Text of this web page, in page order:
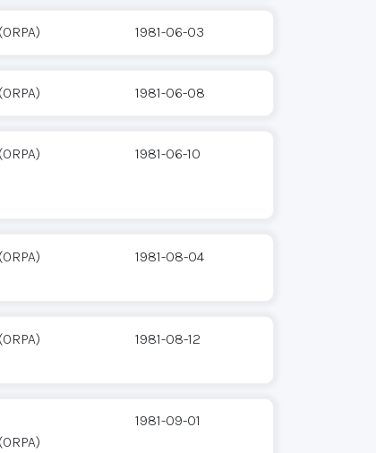
1981-06-03
1981-06-08
1981-06-10
1981-08-04
1981-08-12
1981-09-01